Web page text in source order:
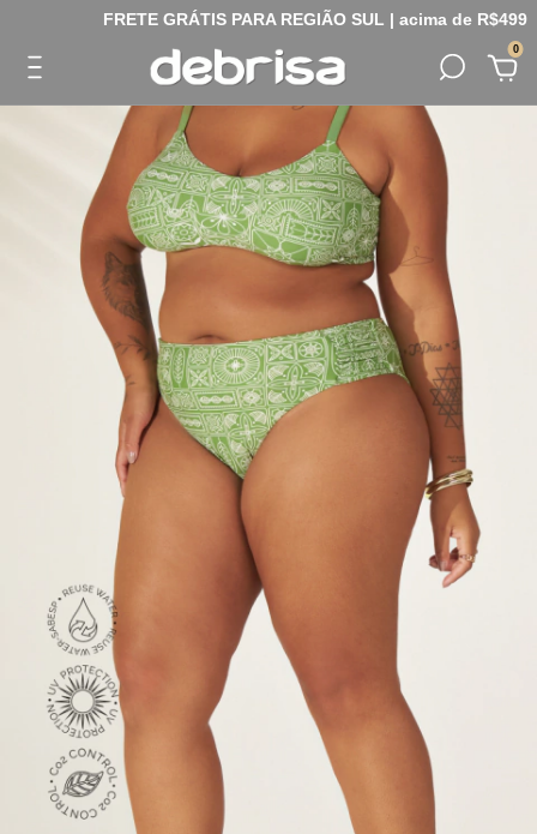
0
FRETE GRÁTIS PARA REGIÃO SUL | acima de R$499